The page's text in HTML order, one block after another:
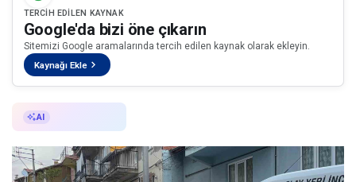
TERCIH EDILEN KAYNAK
Google'da bizi öne çıkarın
Sitemizi Google aramalarında tercih edilen kaynak olarak ekleyin.
Kaynağı Ekle
AI